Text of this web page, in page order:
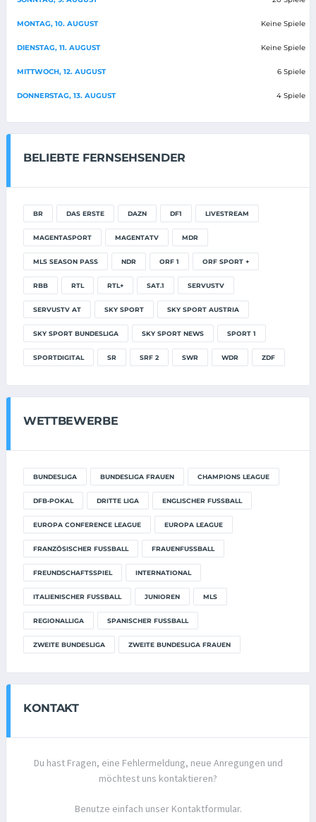
MONTAG, 10. AUGUST Keine Spiele
DIENSTAG, 11. AUGUST Keine Spiele
MITTWOCH, 12. AUGUST 6 Spiele
DONNERSTAG, 13. AUGUST 4 Spiele
BELIEBTE FERNSEHSENDER
BR DAS ERSTE DAZN DF1 LIVESTREAM
MAGENTASPORT MAGENTATV MDR
MLS SEASON PASS NDR ORF 1 ORF SPORT +
RBB RTL RTL+ SAT.1 SERVUSTV
SERVUSTV AT SKY SPORT SKY SPORT AUSTRIA
SKY SPORT BUNDESLIGA SKY SPORT NEWS SPORT 1
SPORTDIGITAL SR SRF 2 SWR WDR ZDF
WETTBEWERBE
BUNDESLIGA BUNDESLIGA FRAUEN CHAMPIONS LEAGUE
DFB-POKAL DRITTE LIGA ENGLISCHER FUSSBALL
EUROPA CONFERENCE LEAGUE EUROPA LEAGUE
FRANZÖSISCHER FUSSBALL FRAUENFUSSBALL
FREUNDSCHAFTSSPIEL INTERNATIONAL
ITALIENISCHER FUSSBALL JUNIOREN MLS
REGIONALLIGA SPANISCHER FUSSBALL
ZWEITE BUNDESLIGA ZWEITE BUNDESLIGA FRAUEN
KONTAKT
Du hast Fragen, eine Fehlermeldung, neue Anregungen und
möchtest uns kontaktieren?
Benutze einfach unser Kontaktformular.